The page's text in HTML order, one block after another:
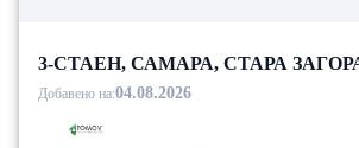
3-СТАЕН, САМАРА, СТАРА
Добавено на:04.08.2026